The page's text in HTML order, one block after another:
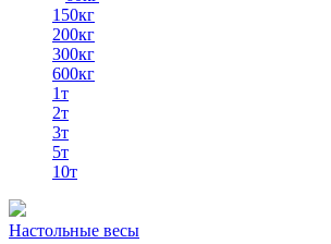
150кг
200кг
300кг
600кг
1т
2т
3т
5т
10т
Настольные весы